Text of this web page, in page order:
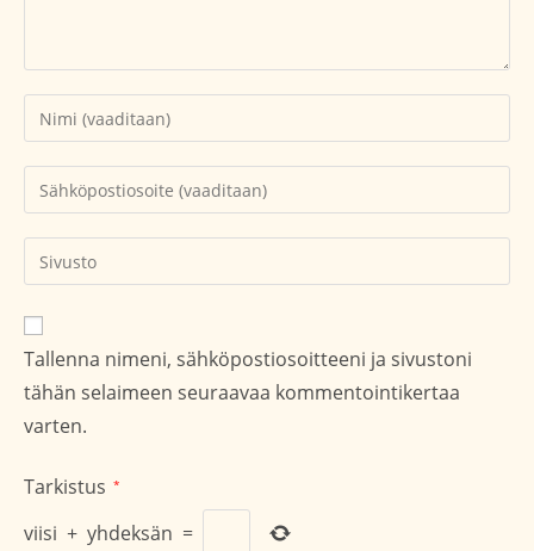
Kirjoita
nimesi
tai
käyttäjätunnuksesi
Kirjoita
sähköpostiosoitteesi
kommentoidaksesi
Kirjoita
sivustosi
verkko-
osoite/URL
(valinnainen)
Tallenna nimeni, sähköpostiosoitteeni ja sivustoni
tähän selaimeen seuraavaa kommentointikertaa
varten.
Tarkistus *
viisi + yhdeksän =